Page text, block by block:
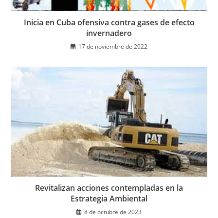
Inicia en Cuba ofensiva contra gases de efecto
invernadero
17 de noviembre de 2022
Revitalizan acciones contempladas en la
Estrategia Ambiental
8 de octubre de 2023